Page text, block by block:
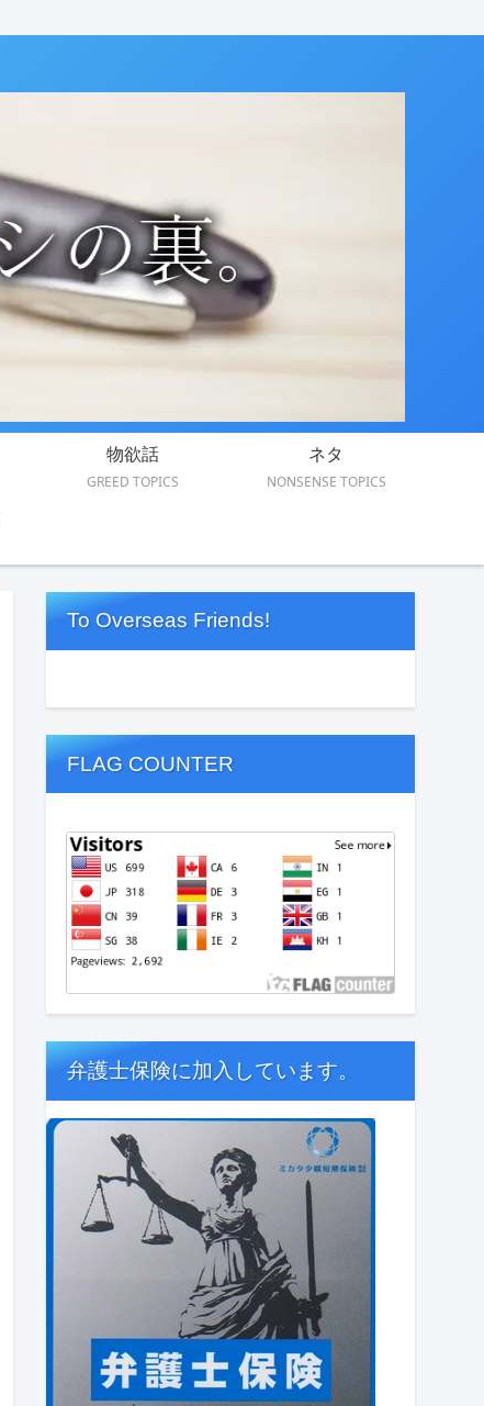
物欲話
GREED TOPICS
ネタ
NONSENSE TOPICS
To Overseas Friends!
FLAG COUNTER
弁護士保険に加入しています。